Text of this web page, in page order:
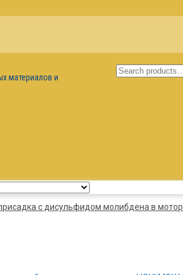
материалов и
Search
for:
с дисульфидом молибдена в